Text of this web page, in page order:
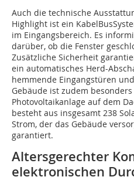
Auch die technische
Highlight ist ein
im Eingangsbereich. Es
darüber, ob die Fenster
Zusätzliche Sicherheit
ein automatisches Herd-
hemmende Eingangstüren
Gebäude ist zudem
Photovoltaikanlage auf dem
besteht aus insgesamt 238
Strom, der das Gebäude
garantiert.
Altersgerechter
elektronischen